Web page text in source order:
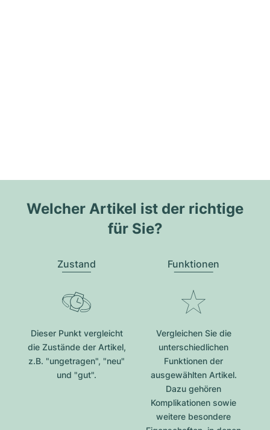
Welcher Artikel ist der richtige
für Sie?
Zustand
Dieser Punkt vergleicht
die Zustände der Artikel,
z.B. "ungetragen", "neu"
und "gut".
Funktionen
Vergleichen Sie die
unterschiedlichen
Funktionen der
ausgewählten Artikel.
Dazu gehören
Komplikationen sowie
weitere besondere